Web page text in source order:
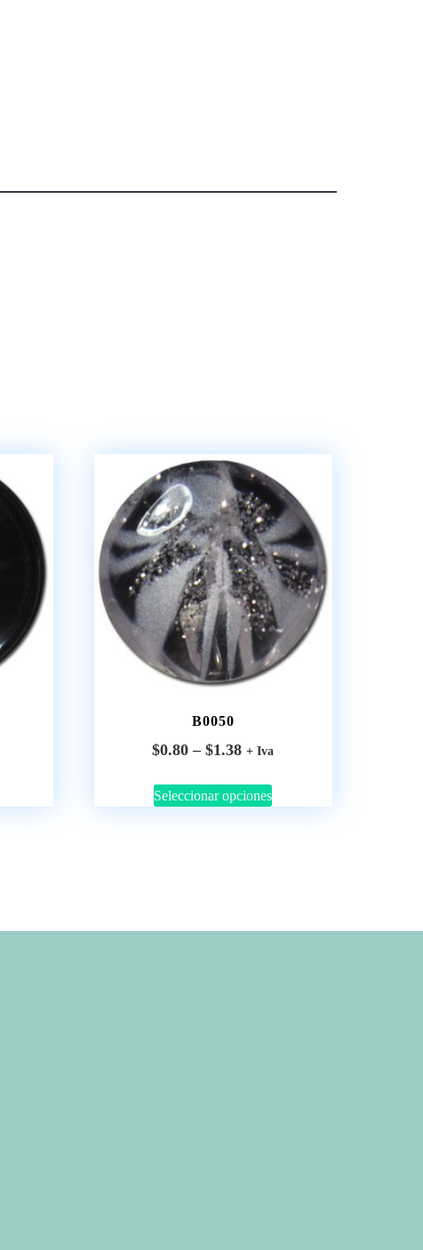
B0050
$0.80 – $1.38 + Iva
Seleccionar opciones